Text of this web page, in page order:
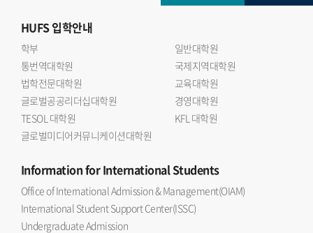
HUFS입학안내
학부
일반대학원
통번역대학원
국제지역대학원
법학전문대학원
교육대학원
글로벌공공리더십대학원
경영대학원
TESOL 대학원
KFL 대학원
글로벌미디어커뮤니케이션대학원
Informationfor International Students
Office of International Admission & Management(OIAM)
International Student Support Center(ISSC)
Undergraduate Admission